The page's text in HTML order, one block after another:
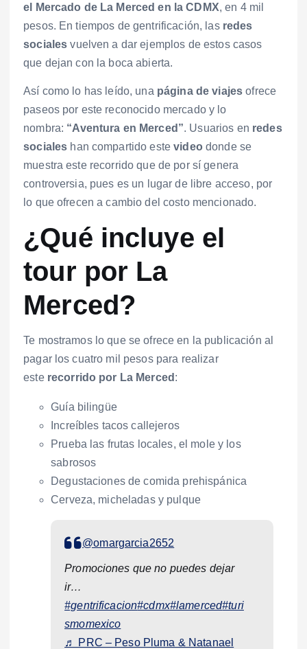
el Mercado de La Merced en la CDMX, en 4 mil
pesos. En tiempos de gentrificación, las redes
sociales vuelven a dar ejemplos de estos casos
que dejan con la boca abierta.
Así como lo has leído, una página de viajes ofrece
paseos por este reconocido mercado y lo
nombra: “Aventura en Merced”. Usuarios en redes
sociales han compartido estevideo donde se
muestra este recorrido que de por sí genera
controversia, pues es un lugar de libre acceso, por
lo que ofrecen a cambio del costo mencionado.
¿Qué incluye el
tour por La
Merced?
Te mostramos lo que se ofrece en la publicación al
pagar los cuatro mil pesos para realizar
este recorrido por La Merced :
Guía bilingüe
Increíbles tacos callejeros
Prueba las frutas locales, el mole y los
sabrosos
Degustaciones de comida prehispánica
Cerveza, micheladas y pulque
@omargarcia2652
Promociones que no puedes dejar
ir…
#gentrificacion#cdmx#lamerced#turi
smomexico
♬ PRC – Peso Pluma & Natanael